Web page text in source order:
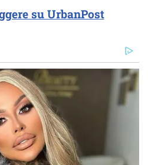
su UrbanPost